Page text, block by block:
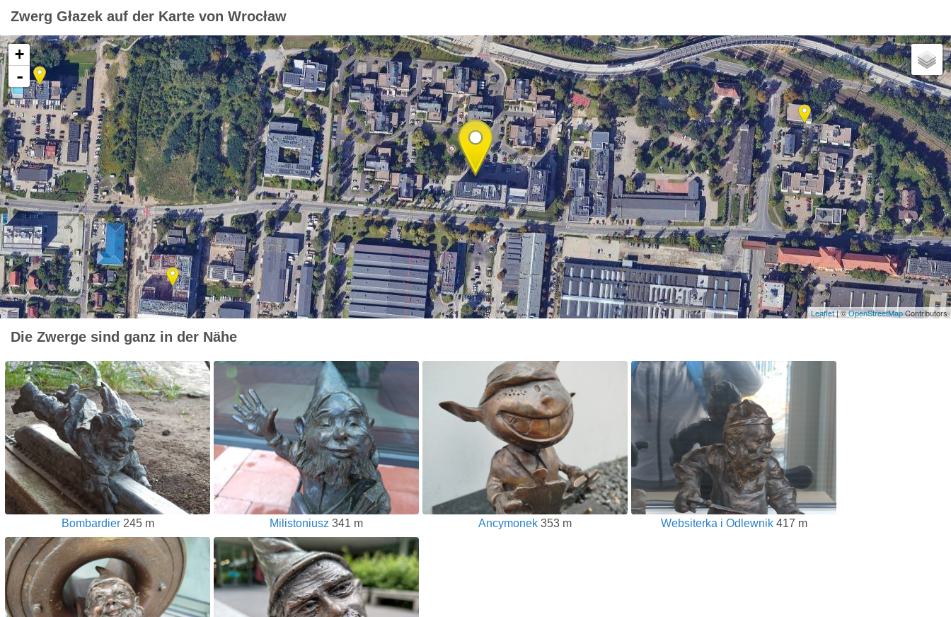
Zwerg Głazek auf der Karte von Wrocław
+
-
Leaflet| ©OpenStreetMapContributors
Die Zwerge sind ganz in der Nähe
Bombardier245 m Milistoniusz 341 m Ancymonek 353 m Websiterka i Odlewnik417 m